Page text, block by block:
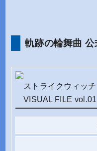
軌跡の輪舞曲
ストライクウィッ
VISUAL FILE